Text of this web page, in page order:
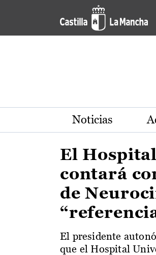
Pasar al contenido principal
Actualidad de la
Noticias
El
contará
de
El presidente
que el Hospital